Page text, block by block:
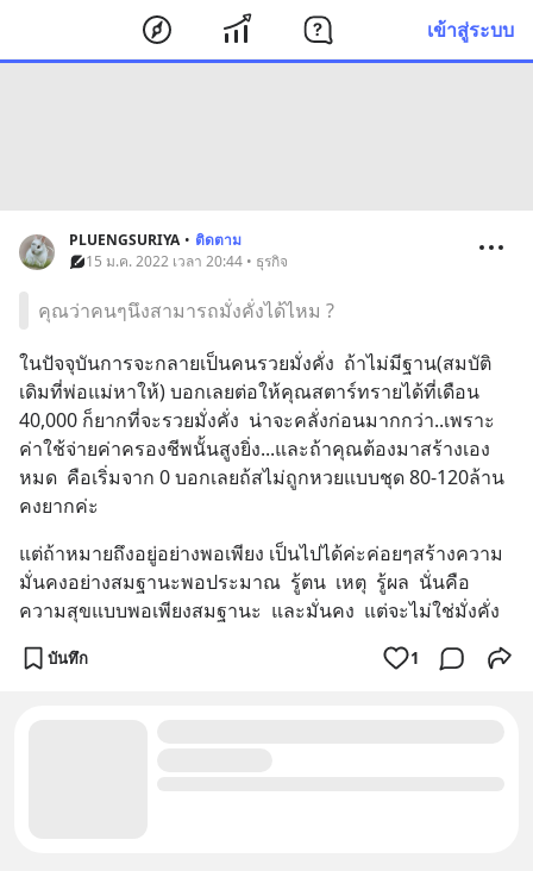
เข้าสู่ระบบ
PLUENGSURIYA • ติดตาม
15 ม.ค. 2022 เวลา 20:44 • ธุรกิจ
คุณว่าคนๆนึงสามารถมั่งคั่งได้ไหม ?
ในปัจจุบันการจะกลายเป็นคนรวยมั่งคั่ง  ถ้าไม่มีฐาน(สมบัติ
เดิมที่พ่อแม่หาให้) บอกเลยต่อให้คุณสตาร์ทรายได้ที่เดือน
40,000 ก็ยากที่จะรวยมั่งคั่ง  น่าจะคลั่งก่อนมากกว่า..เพราะ
ค่าใช้จ่ายค่าครองชีพนั้นสูงยิ่ง...และถ้าคุณต้องมาสร้างเอง
หมด  คือเริ่มจาก 0 บอกเลยถ้สไม่ถูกหวยแบบชุด 80-120ล้าน
คงยากค่ะ
แต่ถ้าหมายถึงอยู่อย่างพอเพียง เป็นไปได้ค่ะค่อยๆสร้างความ
มั่นคงอย่างสมฐานะพอประมาณ  รู้ตน  เหตุ  รู้ผล  นั่นคือ
ความสุขแบบพอเพียงสมฐานะ  และมั่นคง  แต่จะไม่ใช่มั่งคั่ง
บันทึก 1